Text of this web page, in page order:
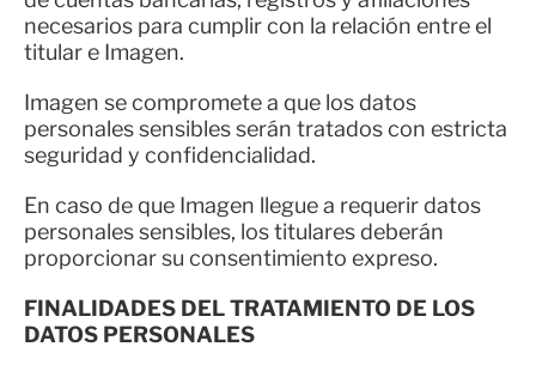
necesarios para cumplir con la relación entre el
titular e Imagen.
Imagen se compromete a que los datos
personales sensibles serán tratados con estricta
seguridad y confidencialidad.
En caso de que Imagen llegue a requerir datos
personales sensibles, los titulares deberán
proporcionar su consentimiento expreso.
FINALIDADES DEL TRATAMIENTO DE LOS
DATOS PERSONALES